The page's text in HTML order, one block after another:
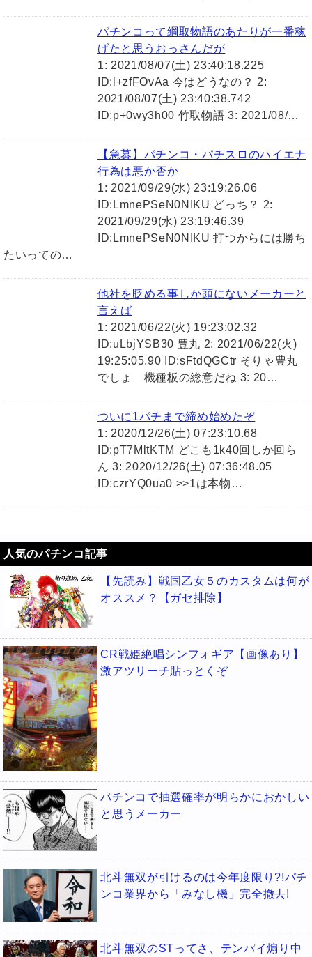
パチンコって綱取物語のあたりが一番稼
げたと思うおっさんだが
1: 2021/08/07(土) 23:40:18.225
ID:l+zfFOvAa 今はどうなの？ 2:
2021/08/07(土) 23:40:38.742
ID:p+0wy3h00 竹取物語 3: 2021/08/…
【急募】パチンコ・パチスロのハイエナ
行為は悪か否か
1: 2021/09/29(水) 23:19:26.06
ID:LmnePSeN0NIKU どっち？ 2:
2021/09/29(水) 23:19:46.39
ID:LmnePSeN0NIKU 打つからには勝ち
たいっての…
他社を貶める事しか頭にないメーカーと
言えば
1: 2021/06/22(火) 19:23:02.32
ID:uLbjYSB30 豊丸 2: 2021/06/22(火)
19:25:05.90 ID:sFtdQGCtr そりゃ豊丸
でしょ 機種板の総意だね 3: 20…
ついに1パチまで締め始めたぞ
1: 2020/12/26(土) 07:23:10.68
ID:pT7MltKTM どこも1k40回しか回ら
ん 3: 2020/12/26(土) 07:36:48.05
ID:czrYQ0ua0 >>1は本物…
人気のパチンコ記事
【先読み】戦国乙女５のカスタムは何が
オススメ？【ガセ排除】
CR戦姫絶唱シンフォギア【画像あり】
激アツリーチ貼っとくぞ
パチンコで抽選確率が明らかにおかしい
と思うメーカー
北斗無双が引けるのは今年度限り?!パチ
ンコ業界から「みなし機」完全撤去!
北斗無双のSTってさ、テンパイ煽り中